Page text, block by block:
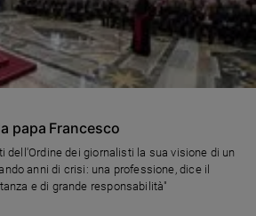
papa Francesco
dell'Ordine dei giornalisti la sua visione di un
anni di crisi: una professione, dice il
e di grande responsabilità"